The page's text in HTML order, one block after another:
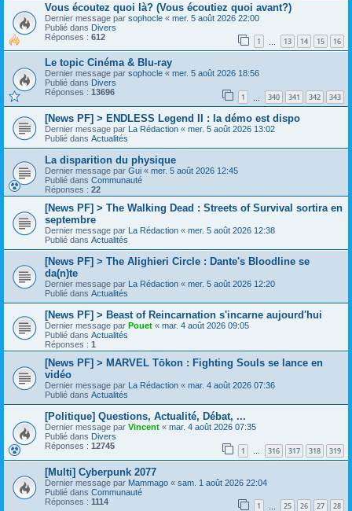
Vous écoutez quoi là? (Vous écoutiez quoi avant?)
Dernier message par sophocle « mer. 5 août 2026 22:00
Publié dans Divers
Réponses : 612 1 13 14 15 16
Le topic Cinéma & Blu-ray
Dernier message par sophocle « mer. 5 août 2026 18:56
Publié dans Divers
Réponses : 13696 1 340 341 342 343
[News PF] > ENDLESS Legend II : la démo est dispo
Dernier message par La Rédaction « mer. 5 août 2026 13:02
Publié dans Actualités
La disparition du physique
Dernier message par Gui « mer. 5 août 2026 12:45
Publié dans Communauté
Réponses : 22
[News PF] > The Walking Dead : Streets of Survival sortira en
septembre
Dernier message par La Rédaction « mer. 5 août 2026 12:38
Publié dans Actualités
[News PF] > The Alighieri Circle : Dante's Bloodline se
da(n)te
Dernier message par La Rédaction « mer. 5 août 2026 12:20
Publié dans Actualités
[News PF] > Beast of Reincarnation s'incarne aujourd'hui
Dernier message par Pouet « mar. 4 août 2026 09:05
Publié dans Actualités
Réponses : 1
[News PF] > MARVEL Tōkon : Fighting Souls se lance en
vidéo
Dernier message par La Rédaction « mar. 4 août 2026 07:36
Publié dans Actualités
[Politique] Questions, Actualité, Débat, ...
Dernier message par Vincent « mar. 4 août 2026 07:35
Publié dans Divers
Réponses : 12745 1 … 316 317 318 319
[Multi] Cyberpunk 2077
Dernier message par Mammago « sam. 1 août 2026 22:04
Publié dans Communauté
Réponses : 1114 1 25 26 27 28